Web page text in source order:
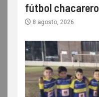
fútbol chacarero
8 agosto, 2026